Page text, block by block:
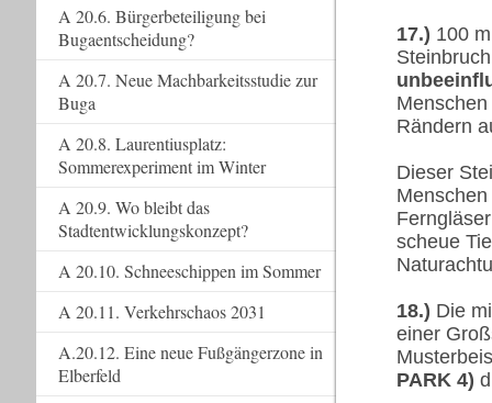
17.) 100
Rändern
Dieser
scheue
18.) Die
einer
PARK 4)
A 20.6. Bürgerbeteiligung bei
Bugaentscheidung?
A 20.7. Neue Machbarkeitsstudie zur
Buga
A 20.8. Laurentiusplatz:
Sommerexperiment im Winter
A 20.9. Wo bleibt das
Stadtentwicklungskonzept?
A 20.10. Schneeschippen im Sommer
A 20.11. Verkehrschaos 2031
A.20.12. Eine neue Fußgängerzone in
Elberfeld